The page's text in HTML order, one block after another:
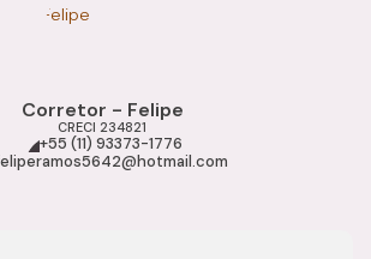
Corretor - Felipe
CRECI 234821
+55 (11) 93373-1776